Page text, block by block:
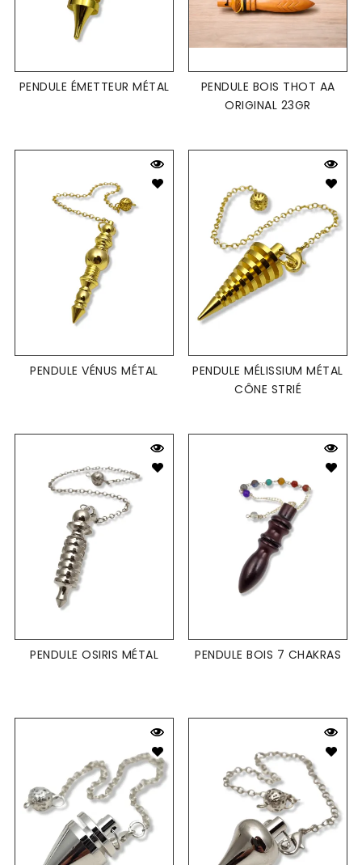
PENDULE ÉMETTEUR MÉTAL
PENDULE BOIS THOT AA
ORIGINAL 23GR
PENDULE VÉNUS MÉTAL
PENDULE MÉLISSIUM MÉTAL
CÔNE STRIÉ
PENDULE OSIRIS MÉTAL PENDULE BOIS 7 CHAKRAS